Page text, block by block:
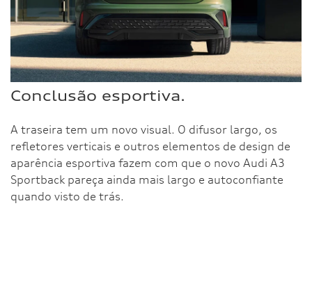
Conclusão esportiva.
A traseira tem um novo visual. O difusor largo, os
refletores verticais e outros elementos de design de
aparência esportiva fazem com que o novo Audi A3
Sportback pareça ainda mais largo e autoconfiante
quando visto de trás.